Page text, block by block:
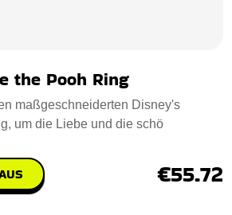
the Pooh Ring
maßgeschneiderten Disney's
um die Liebe und die schö
€55.72